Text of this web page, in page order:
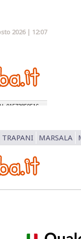
2026 | 12:07
TRAPANI MARSALA